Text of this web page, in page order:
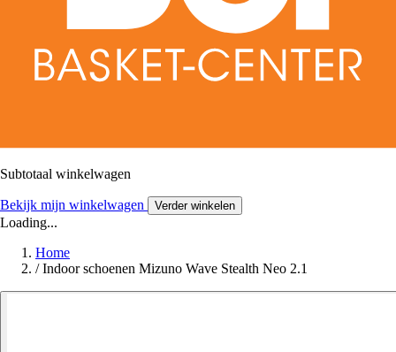
Subtotaal winkelwagen
Bekijk mijn winkelwagen Verder winkelen
Loading...
Home
/ Indoor schoenen Mizuno Wave Stealth Neo 2.1